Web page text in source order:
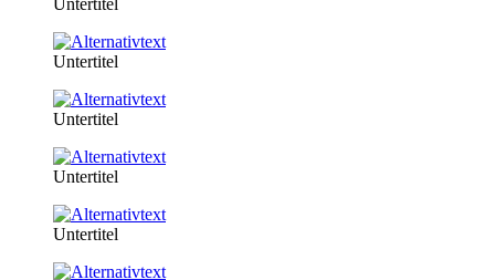
Untertitel
Untertitel
Untertitel
Untertitel